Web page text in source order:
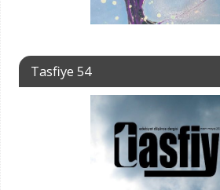
Tasfiye 54